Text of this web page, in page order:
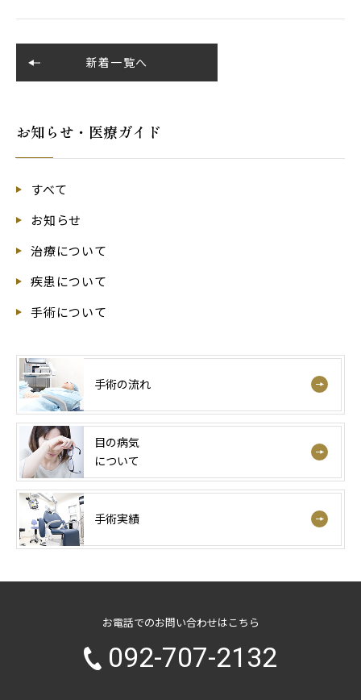
新着一覧へ
お知らせ・医療ガイド
すべて
お知らせ
治療について
疾患について
手術について
手術の流れ
目の病気
について
手術実績
お電話でのお問い合わせはこちら
092-707-2132